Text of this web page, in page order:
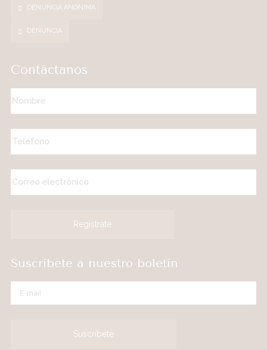
DENUNCIA ANONIMA
DENUNCIA
Contáctanos
Suscríbete a nuestro boletín